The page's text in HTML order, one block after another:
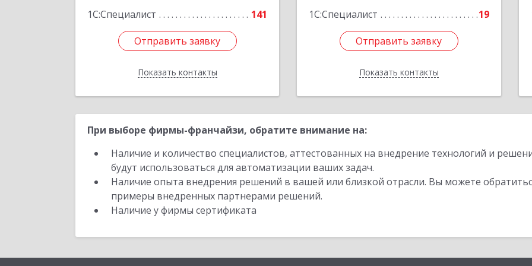
1С:Специалист
141
Отправить заявку
Показать контакты
Подробнее
Отправить заявку
Назад
1С:Специалист
19
Отправить заявку
Показать контакты
Отправить заявку
Назад
При выборе фирмы-франчайзи, обратите внимание на:
Наличие и количество специалистов, аттестованных на внедрение технологий и
будут использоваться для автоматизации ваших задач.
Наличие опыта внедрения решений в вашей или близкой отрасли. Вы можете
примеры внедренных партнерами решений.
Наличие у фирмы сертификата